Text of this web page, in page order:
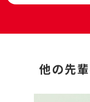
他の先